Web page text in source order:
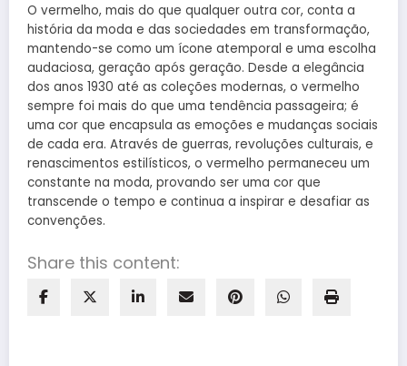
O vermelho, mais do que qualquer outra cor, conta a
história da moda e das sociedades em transformação,
mantendo-se como um ícone atemporal e uma escolha
audaciosa, geração após geração. Desde a elegância
dos anos 1930 até as coleções modernas, o vermelho
sempre foi mais do que uma tendência passageira; é
uma cor que encapsula as emoções e mudanças sociais
de cada era. Através de guerras, revoluções culturais, e
renascimentos estilísticos, o vermelho permaneceu um
constante na moda, provando ser uma cor que
transcende o tempo e continua a inspirar e desafiar as
convenções.
Share this content: